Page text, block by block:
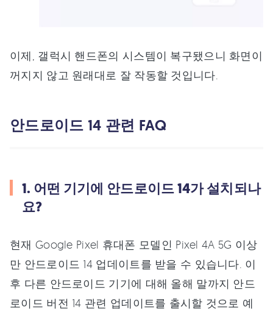
이제, 갤럭시 핸드폰의 시스템이 복구됐으니 화면이
꺼지지 않고 원래대로 잘 작동할 것입니다.
안드로이드 14 관련 FAQ
1. 어떤 기기에 안드로이드 14가 설치되나
요?
현재 Google Pixel 휴대폰 모델인 Pixel 4A 5G 이상
만 안드로이드 14 업데이트를 받을 수 있습니다. 이
후 다른 안드로이드 기기에 대해 올해 말까지 안드
로이드 버전 14 관련 업데이트를 출시할 것으로 예